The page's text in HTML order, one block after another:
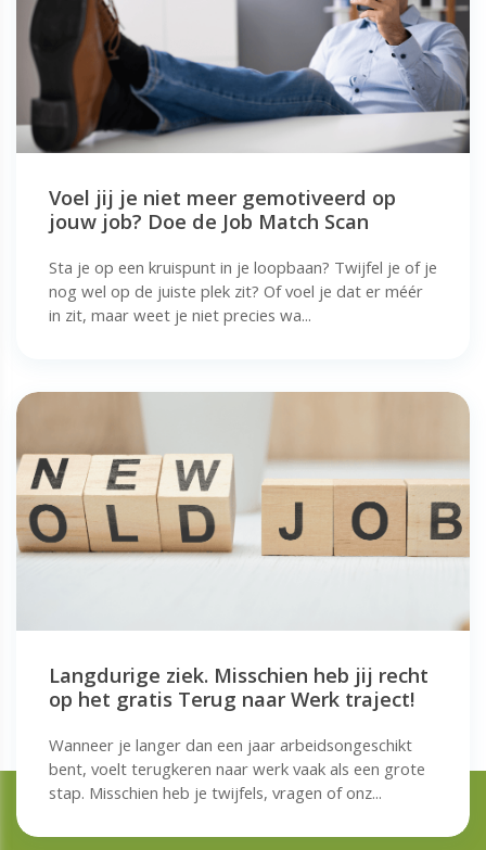
Voel jij je niet meer gemotiveerd op
jouw job? Doe de Job Match Scan
Sta je op een kruispunt in je loopbaan? Twijfel je of je
nog wel op de juiste plek zit? Of voel je dat er méér
in zit, maar weet je niet precies wa...
Langdurige ziek. Misschien heb jij recht
op het gratis Terug naar Werk traject!
Wanneer je langer dan een jaar arbeidsongeschikt
bent, voelt terugkeren naar werk vaak als een grote
stap. Misschien heb je twijfels, vragen of onz...